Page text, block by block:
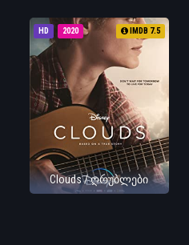
HD 2020 IMDB 7.5
Clouds / ღრუბლები